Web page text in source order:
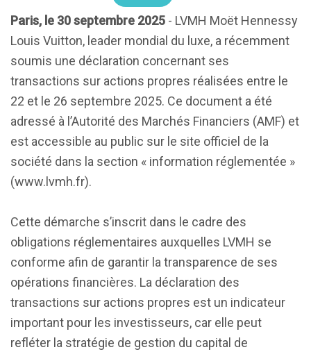
Paris, le 30 septembre 2025 - LVMH Moët Hennessy
Louis Vuitton, leader mondial du luxe, a récemment
soumis une déclaration concernant ses
transactions sur actions propres réalisées entre le
22 et le 26 septembre 2025. Ce document a été
adressé à l’Autorité des Marchés Financiers (AMF) et
est accessible au public sur le site officiel de la
société dans la section « information réglementée »
(www.lvmh.fr).
Cette démarche s’inscrit dans le cadre des
obligations réglementaires auxquelles LVMH se
conforme afin de garantir la transparence de ses
opérations financières. La déclaration des
transactions sur actions propres est un indicateur
important pour les investisseurs, car elle peut
refléter la stratégie de gestion du capital de